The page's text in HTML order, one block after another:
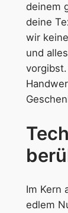
deinem
deine
wir
und
Im Kern
edlem